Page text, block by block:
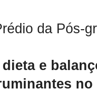
da Pós-
e
no